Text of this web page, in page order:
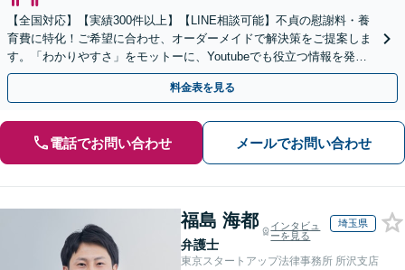
【全国対応】【実績300件以上】【LINE相談可能】不貞の慰謝料・養
育費に特化！ご希望に合わせ、オーダーメイドで解決策をご提案しま
す。「わかりやすさ」をモットーに、Youtubeでも役立つ情報を発信
中【初回相談無料】【土日対応可】
料金表を見る
電話でお問い合わせ メールでお問い合わせ
福島 海都
弁護士
インタビュ
ーを見る
埼玉県
東京スタートアップ法律事務所 所沢支店